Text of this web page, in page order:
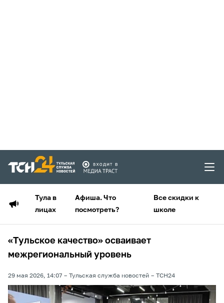
Тула в
лицах
Афиша. Что
посмотреть?
Все скидки к
школе
«Тульское качество» осваивает
межрегиональный уровень
29 мая 2026, 14:07 Тульская служба новостей ТСН24